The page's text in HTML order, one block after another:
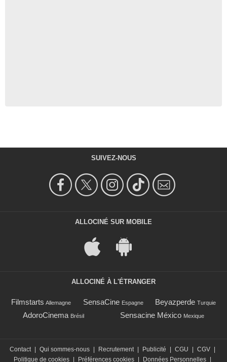
SUIVEZ-NOUS
ALLOCINÉ SUR MOBILE
ALLOCINÉ À L'ÉTRANGER
Filmstarts Allemagne SensaCine Espagne Beyazperde Turquie
AdoroCinema Brésil Sensacine México Mexique
Contact | Qui sommes-nous | Recrutement | Publicité | CGU | CGV |
Politique de cookies | Préférences cookies | Données Personnelles |